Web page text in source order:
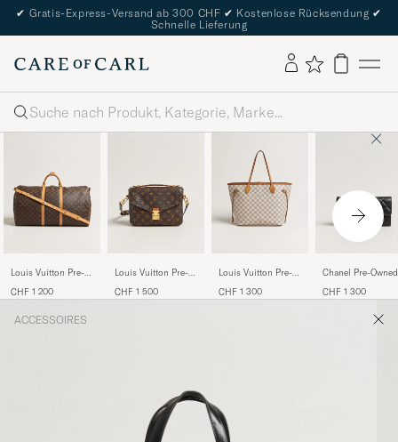
✔ Gratis-Express-Versand ab 300 CHF ✔ Kostenlose Rücksendung ✔
Schnelle Lieferung
Suche
Louis Vuitton Pre-
Bandouliére 60
CHF 1 200
Louis Vuitton Pre-
Métis Monogram
CHF 1 500
Louis Vuitton Pre-
MM Damier Azur
CHF 1 300
Chanel Pre-Owned
Wallet Caviar
CHF 1 300
ACCESSOIRES